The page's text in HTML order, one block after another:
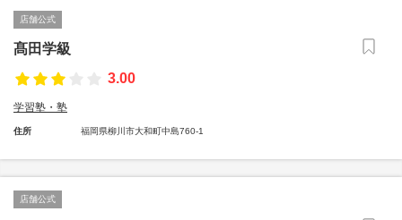
店舗公式
髙田学級
3.00
学習塾・塾
住所 福岡県柳川市大和町中島760-1
店舗公式